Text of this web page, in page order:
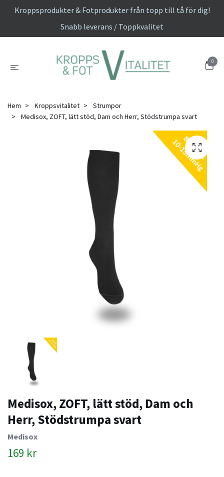
Kroppsprodukter & Fotprodukter från topp till tå för dig!
Snabb leverans / Toppkvalitet
0
Hem Kroppsvitalitet
Strumpor
Medisox, ZOFT, lätt stöd, Dam och Herr, Stödstrumpa svart
Medisox, ZOFT, lätt stöd, Dam och
Herr, Stödstrumpa svart
Medisox
169 kr